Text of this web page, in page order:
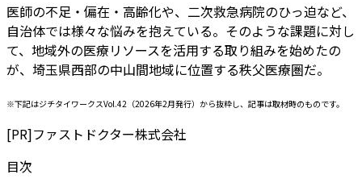
医師の不足・偏在・高齢化や、二次救急病院のひっ迫など、
自治体では様々な悩みを抱えている。そのような課題に対し
て、地域外の医療リソースを活用する取り組みを始めたの
が、埼玉県西部の中山間地域に位置する秩父医療圏だ。
※下記はジチタイワークスVol.42（2026年2月発行）から抜粋し、記事は取材時のものです。
[PR]ファストドクター株式会社
目次